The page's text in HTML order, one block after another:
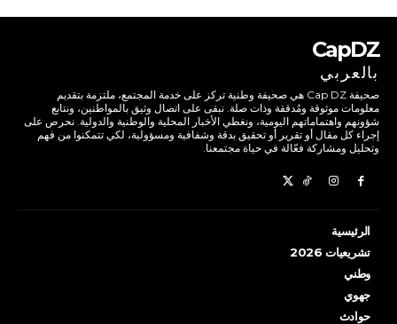
CapDZ
بالعربي
صحيفة Cap DZ هي صحيفة وطنية تركز على خدمة المجتمع، ملتزمة بتقديم
معلومات موثوقة ومُدققة وذات صلة. نبقى على اتصال وثيق بالمواطنين، ونتابع
شؤونهم واهتماماتهم اليومية، ونغطي الأخبار المحلية والوطنية والدولية. نحرص على
إجراء كل مقال أو تقرير أو تحقيق بدقة وشفافية ومسؤولية، لكي تتمكنوا من فهم
وتحليل ومشاركة فعّالة في حياة مجتمعنا.
الرئيسية
تشريعيات 2026
وطني
جهوي
حوادث